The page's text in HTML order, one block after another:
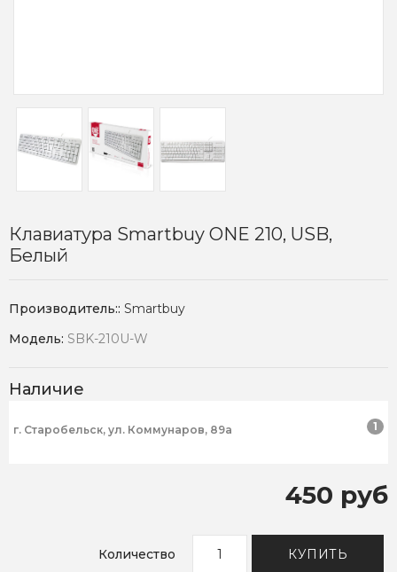
Клавиатура Smartbuy ONE 210, USB,
Белый
Производитель:: Smartbuy
Модель: SBK-210U-W
Наличие
г. Старобельск, ул. Коммунаров, 89а 1
450 руб
Количество КУПИТЬ